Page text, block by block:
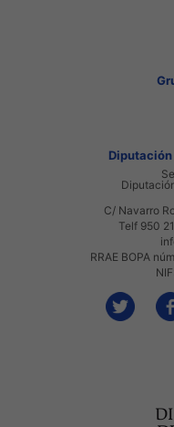
C/ Navarro
Telf 950
RRAE BOPA